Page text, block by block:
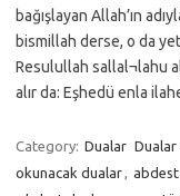
bağışlayan Allah’ın
bismillah derse, o da
Resulullah sallal¬lahu
alır da: Eşhedü enla
Category: Dualar Dualar
okunacak dualar, abdest